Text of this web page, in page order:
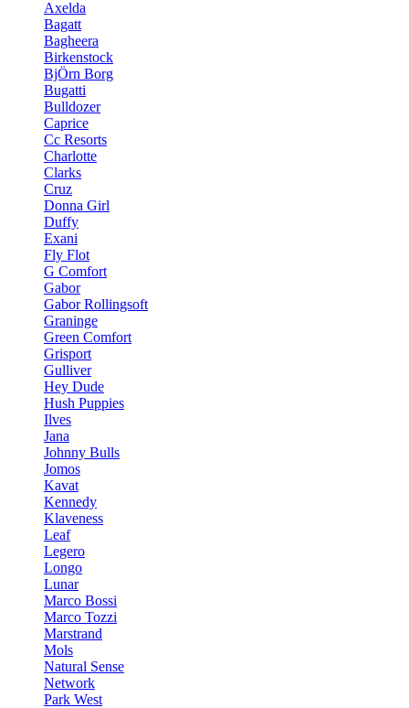
Axelda
Bagatt
Bagheera
Birkenstock
BjÖrn Borg
Bugatti
Bulldozer
Caprice
Cc Resorts
Charlotte
Clarks
Cruz
Donna Girl
Duffy
Exani
Fly Flot
G Comfort
Gabor
Gabor Rollingsoft
Graninge
Green Comfort
Grisport
Gulliver
Hey Dude
Hush Puppies
Ilves
Jana
Johnny Bulls
Jomos
Kavat
Kennedy
Klaveness
Leaf
Legero
Longo
Lunar
Marco Bossi
Marco Tozzi
Marstrand
Mols
Natural Sense
Network
Park West